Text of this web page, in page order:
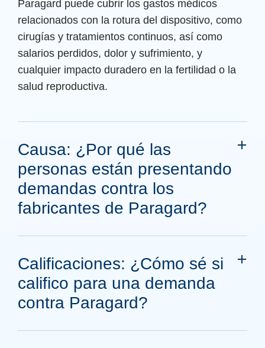
Paragard puede cubrir los gastos médicos
relacionados con la rotura del dispositivo, como
cirugías y tratamientos continuos, así como
salarios perdidos, dolor y sufrimiento, y
cualquier impacto duradero en la fertilidad o la
salud reproductiva.
Causa: ¿Por qué las
personas están presentando
demandas contra los
fabricantes de Paragard?
Calificaciones: ¿Cómo sé si
califico para una demanda
contra Paragard?